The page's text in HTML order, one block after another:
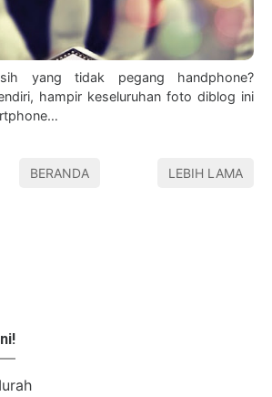
yang tidak pegang handphone?
hampir keseluruhan foto diblog ini
BERANDA LEBIH LAMA